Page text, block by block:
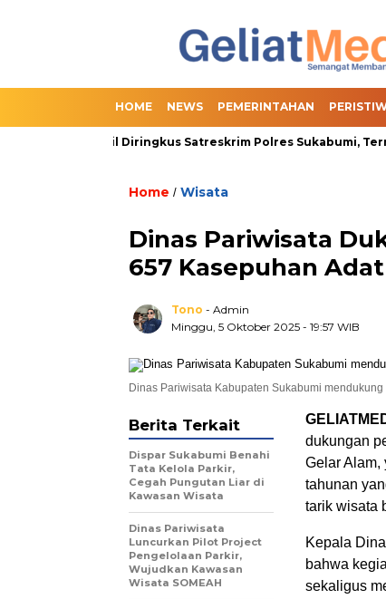
HOME NEWS PEMERINTAHAN
Berhasil Diringkus Satreskrim Polres Sukabumi,
Home / Wisata
Dinas Pariwisata
657 Kasepuhan
Tono - Admin
Minggu, 5 Oktober 2025 - 19:57 WIB
Dinas Pariwisata Kabupaten Sukabumi
dukungan
Gelar Alam,
tahunan
tarik wisata
Kepala
bahwa
sekaligus
Berita Terkait
Dispar Sukabumi Benahi
Tata Kelola Parkir,
Cegah Pungutan Liar di
Kawasan Wisata
Dinas Pariwisata
Luncurkan Pilot Project
Pengelolaan Parkir,
Wujudkan Kawasan
Wisata SOMEAH